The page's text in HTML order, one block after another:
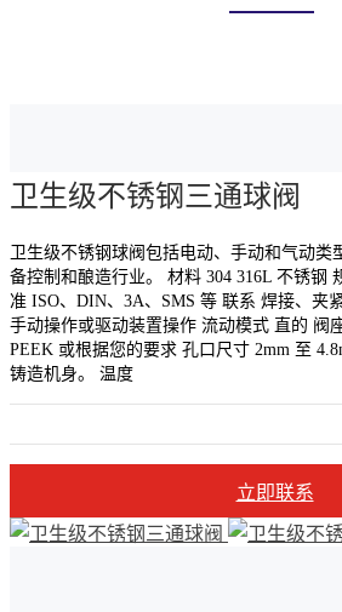
卫生级不锈钢三通球阀
卫生级不锈钢球阀包括电动、手动和气动
备控制和酿造行业。 材料 304 316L 不锈钢
准 ISO、DIN、3A、SMS 等 联系 焊接、夹
手动操作或驱动装置操作 流动模式 直的 阀
PEEK 或根据您的要求 孔口尺寸 2mm 至
铸造机身。 温度
立即联系